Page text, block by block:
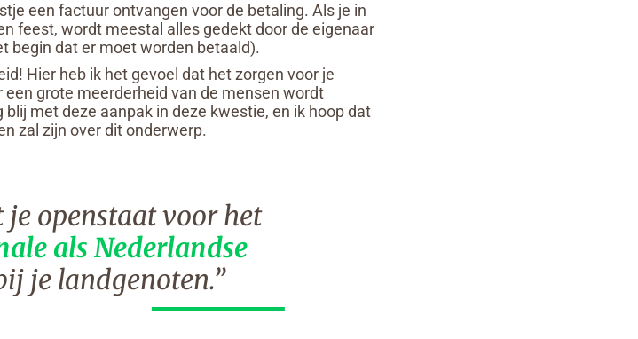
een factuur ontvangen voor de betaling. Als je in
feest, wordt meestal alles gedekt door de eigenaar
begin dat er moet worden betaald).
Hier heb ik het gevoel dat het zorgen voor je
grote meerderheid van de mensen wordt
met deze aanpak in deze kwestie, en ik hoop dat
zal zijn over dit onderwerp.
openstaat voor het
als Nederlandse
je landgenoten.”